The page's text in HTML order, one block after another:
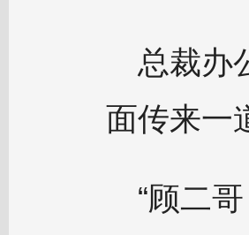
总裁办
面传来一
“顾二